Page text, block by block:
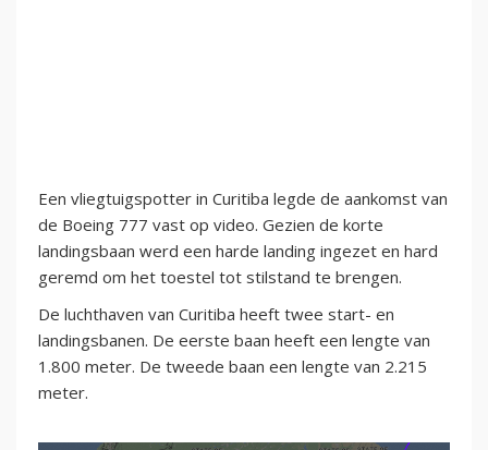
Een vliegtuigspotter in Curitiba legde de aankomst van
de Boeing 777 vast op video. Gezien de korte
landingsbaan werd een harde landing ingezet en hard
geremd om het toestel tot stilstand te brengen.
De luchthaven van Curitiba heeft twee start- en
landingsbanen. De eerste baan heeft een lengte van
1.800 meter. De tweede baan een lengte van 2.215
meter.